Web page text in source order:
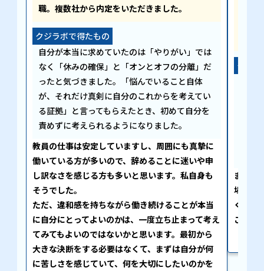
職。複数社から内定をいただきました。
クジラボで得たもの
自分が本当に求めていたのは「やりがい」では
なく「休みの確保」と「オンとオフの分離」だ
ったと気づきました。「悩んでいること自体
が、それだけ真剣に自分のこれからを考えてい
る証拠」と言ってもらえたとき、初めて自分を
責めずに考えられるようになりました。
教員の仕事は安定していますし、周囲にも真摯に
働いている方が多いので、辞めることに迷いや申
し訳なさを感じる方も多いと思います。私自身も
そうでした。
ただ、違和感を持ちながら働き続けることが本当
に自分にとってよいのかは、一度立ち止まって考え
てみてもよいのではないかと思います。最初から
大きな決断をする必要はなくて、まずは自分が何
に苦しさを感じていて、何を大切にしたいのかを
クジ
また、
場から
くださ
ことを